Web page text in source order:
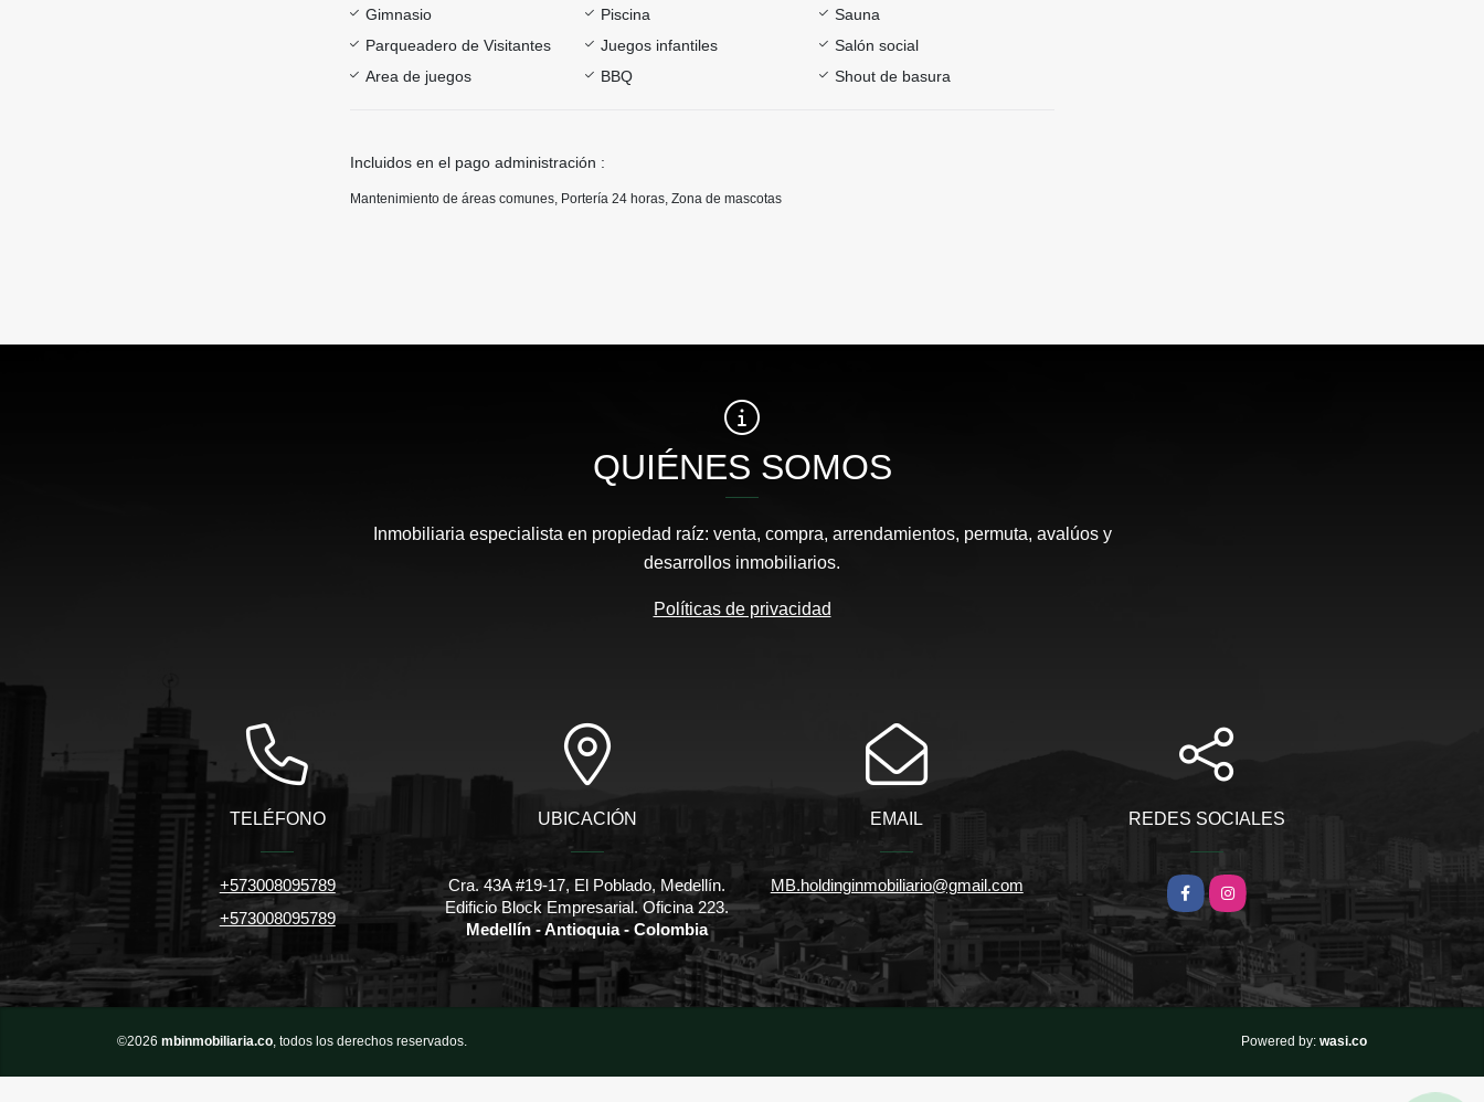
Gimnasio Piscina
Sauna
Parqueadero de Visitantes
Juegos infantiles
Salón social
Area de juegos
BBQ Shout de basura
Incluidos en el pago administración :
Mantenimiento de áreas comunes, Portería 24 horas, Zona de mascotas
QUIÉNES SOMOS
Inmobiliaria especialista en propiedad raíz: venta, compra, arrendamientos, permuta, avalúos y
desarrollos inmobiliarios.
Políticas de privacidad
TELÉFONO
+573008095789
+573008095789
UBICACIÓN
Cra. 43A #19-17, El Poblado, Medellín.
Edificio Block Empresarial. Oficina 223.
Medellín - Antioquia - Colombia
EMAIL
MB.holdinginmobiliario@gmail.com
REDES SOCIALES
FacebookInstagram
©2026 mbinmobiliaria.co, todos los derechos reservados. Powered by: wasi.co